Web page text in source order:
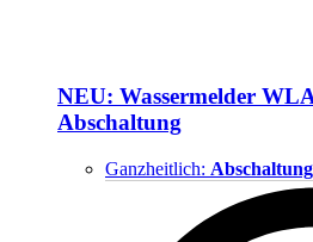
NEU: Wassermelder
Abschaltung
Ganzheitlich: Abschaltung